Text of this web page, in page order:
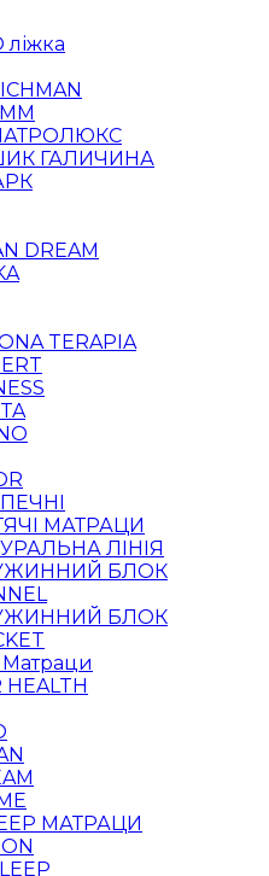
ліжка
ГАЛИЧИНА
DREAM
TERAPIA
МАТРАЦИ
ЛІНІЯ
БЛОК
БЛОК
HEALTH
МАТРАЦИ